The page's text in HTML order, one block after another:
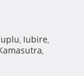
, Iubire,
,